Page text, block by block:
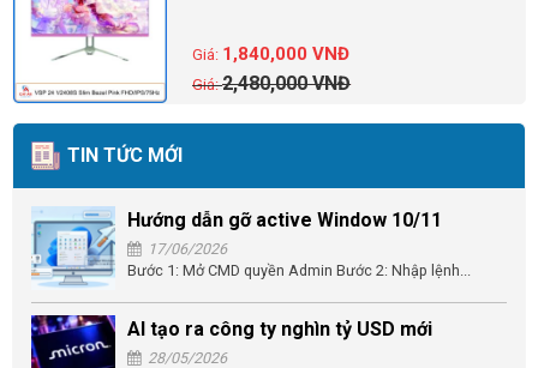
2,480,000VNĐ
1,840,000VNĐ
TIN TỨC MỚI
Hướng dẫn gỡ active Window 10/11
17/06/2026
Bước 1: Mở CMD quyền Admin Bước 2: Nhập lệnh...
AI tạo ra công ty nghìn tỷ USD mới
28/05/2026